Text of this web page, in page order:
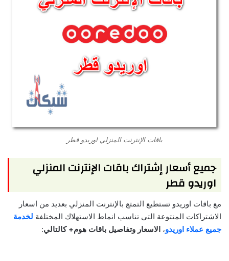
باقات الإنترنت المنزلي اوريدو قطر
جميع أسعار إشتراك باقات الإنترنت المنزلي
اوريدو قطر
مع باقات اوريدو تستطيع التمتع بالإنترنت المنزلي بعديد من اسعار
الاشتراكات المنتوعة التي تناسب انماط الاستهلاك المختلفة لخدمة
جميع عملاء اوريدو، الاسعار وتفاصيل باقات هوم+ كالتالي: